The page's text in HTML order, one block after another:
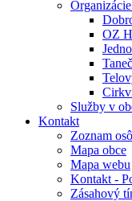
OZ
Služby v
Kontakt
Zoznam
Mapa obce
Mapa webu
Kontakt -
Zásahový